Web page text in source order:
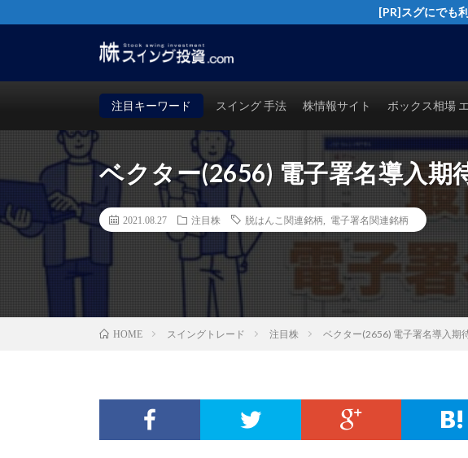
[PR]スグにでも
買い時・売り時も徹底検証！
注目キーワード スイング 手法 株情報サイト ボックス相場
ベクター(2656) 電子署名導入期
2021.08.27 注目株 脱はんこ関連銘柄 電子署名関連銘柄
HOME スイングトレード 注目株 ベクター(2656) 電子署名導入期